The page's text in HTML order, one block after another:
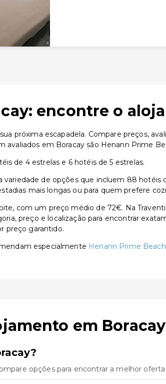
encontre o
próxima escapadela. Compare preços,
em Boracay são Henann Prime
de 4 estrelas e 6 hotéis de 5 estrelas.
de opções que incluem 88 hotéis
mais longas ou para quem prefere
com um preço médio de 72€. Na
preço e localização para encontrar
preço garantido.
especialmente Henann Prime
em Boracay
opções para encontrar a melhor oferta